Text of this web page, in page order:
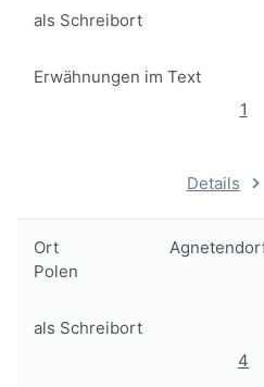
als Schreibort
Erwähnungen im Text
1
Details
Ort
Polen
als Schreibort
4